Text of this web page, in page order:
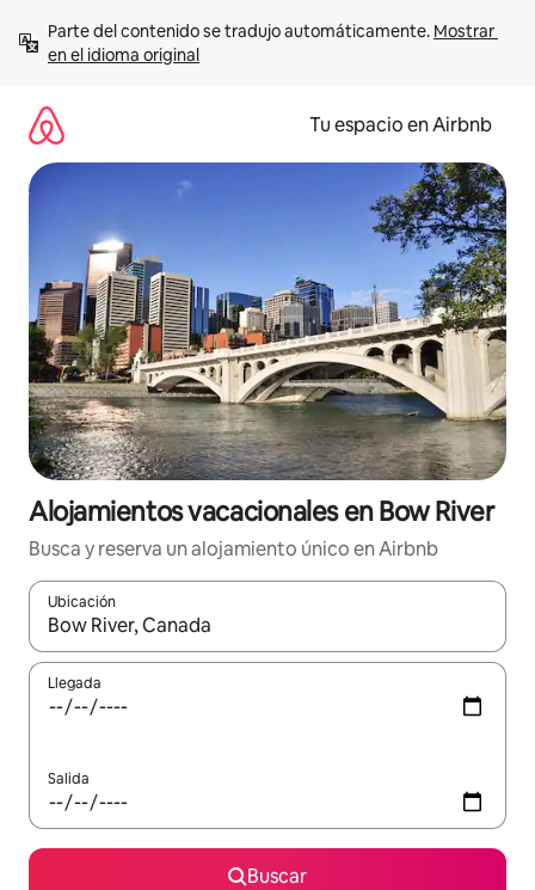
contenido
Parte del contenido se tradujo automáticamente. Mostrar
en el idioma original
Tu espacio en Airbnb
Alojamientos vacacionales en Bow River
Busca y reserva un alojamiento único en Airbnb
Ubicación
Cuando los resultados estén disponibles, podrás navegar
Llegada
Salida
Buscar